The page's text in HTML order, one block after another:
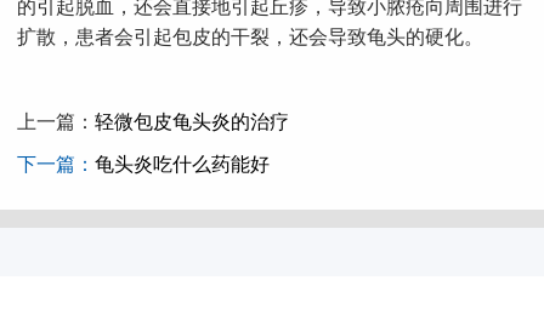
的引起脱血，还会直接地引起丘疹，导致小脓疮向周围进行
扩散，患者会引起包皮的干裂，还会导致龟头的硬化。
上一篇： 轻微包皮龟头炎的治疗
下一篇： 龟头炎吃什么药能好